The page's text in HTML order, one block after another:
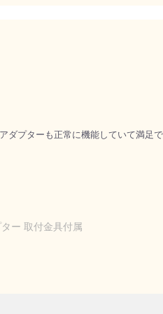
ダプターも正常に機能していて満足で
ー 取付金具付属